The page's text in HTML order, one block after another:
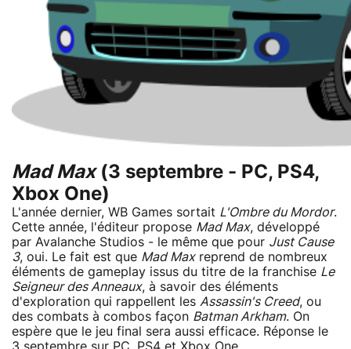
Mad Max(3 septembre - PC, PS4,
Xbox One)
L'année dernier, WB Games sortait L'Ombre du Mordor.
Cette année, l'éditeur propose Mad Max, développé
par Avalanche Studios - le même que pour Just Cause
3, oui. Le fait est que Mad Maxreprend de nombreux
éléments de gameplay issus du titre de la franchise Le
Seigneur des Anneaux, à savoir des éléments
d'exploration qui rappellent les Assassin's Creed, ou
des combats à combos façon Batman Arkham. On
espère que le jeu final sera aussi efficace. Réponse le
3 septembre sur PC, PS4 et Xbox One.